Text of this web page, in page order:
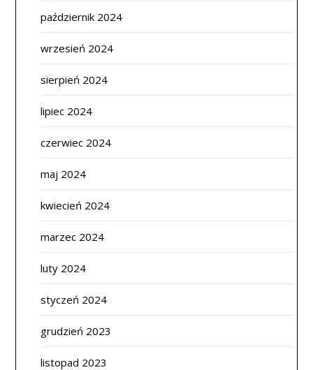
październik 2024
wrzesień 2024
sierpień 2024
lipiec 2024
czerwiec 2024
maj 2024
kwiecień 2024
marzec 2024
luty 2024
styczeń 2024
grudzień 2023
listopad 2023